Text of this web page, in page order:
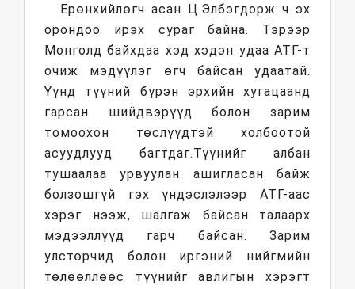
Ерөнхийлөгч асан Ц.Элбэгдорж ч эх
орондоо ирэх сураг байна. Тэрээр
Монголд байхдаа хэд хэдэн удаа АТГ-т
очиж мэдүүлэг өгч байсан удаатай.
Үүнд түүний бүрэн эрхийн хугацаанд
гарсан шийдвэрүүд болон зарим
томоохон төслүүдтэй холбоотой
асуудлууд багтдаг.Түүнийг албан
тушаалаа урвуулан ашигласан байж
болзошгүй гэх үндэслэлээр АТГ-аас
хэрэг нээж, шалгаж байсан талаарх
мэдээллүүд гарч байсан. Зарим
улстөрчид болон иргэний нийгмийн
төлөөллөөс түүнийг авлигын хэрэгт